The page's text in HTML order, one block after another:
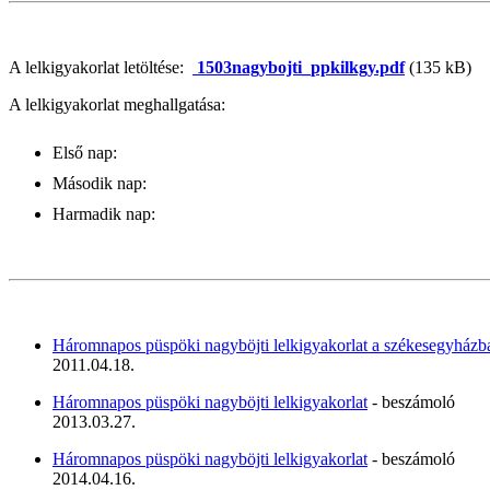
A lelkigyakorlat letöltése: 1503nagybojti_ppkilkgy.pdf(135 kB)
A lelkigyakorlat meghallgatása:
Első nap:
Második nap:
Harmadik nap:
Háromnapos püspöki nagyböjti lelkigyakorlat a
2011.04.18.
Háromnapos püspöki nagyböjti lelkigyakorlat - beszámoló
2013.03.27.
Háromnapos püspöki nagyböjti lelkigyakorlat - beszámoló
2014.04.16.